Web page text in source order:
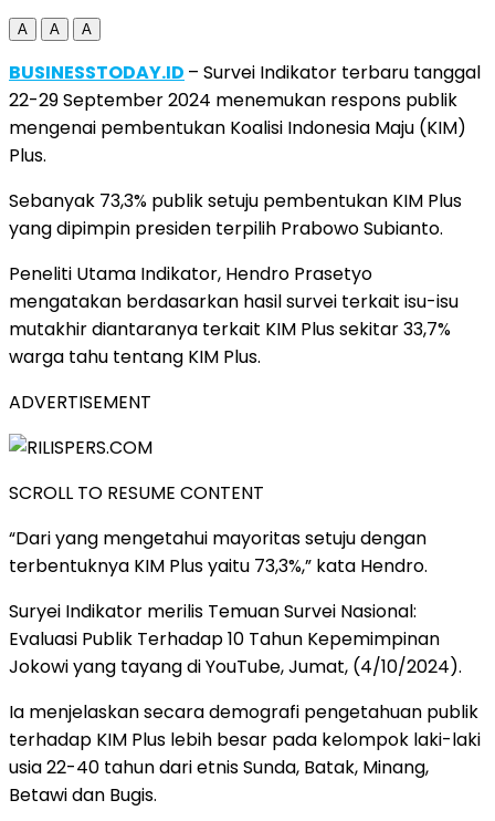
A A A
BUSINESSTODAY.ID – Survei Indikator terbaru tanggal
22-29 September 2024 menemukan respons publik
mengenai pembentukan Koalisi Indonesia Maju (KIM)
Plus.
Sebanyak 73,3% publik setuju pembentukan KIM Plus
yang dipimpin presiden terpilih Prabowo Subianto.
Peneliti Utama Indikator, Hendro Prasetyo
mengatakan berdasarkan hasil survei terkait isu-isu
mutakhir diantaranya terkait KIM Plus sekitar 33,7%
warga tahu tentang KIM Plus.
ADVERTISEMENT
SCROLL TO RESUME CONTENT
“Dari yang mengetahui mayoritas setuju dengan
terbentuknya KIM Plus yaitu 73,3%,” kata Hendro.
Suryei Indikator merilis Temuan Survei Nasional:
Evaluasi Publik Terhadap 10 Tahun Kepemimpinan
Jokowi yang tayang di YouTube, Jumat, (4/10/2024).
Ia menjelaskan secara demografi pengetahuan publik
terhadap KIM Plus lebih besar pada kelompok laki-laki
usia 22-40 tahun dari etnis Sunda, Batak, Minang,
Betawi dan Bugis.